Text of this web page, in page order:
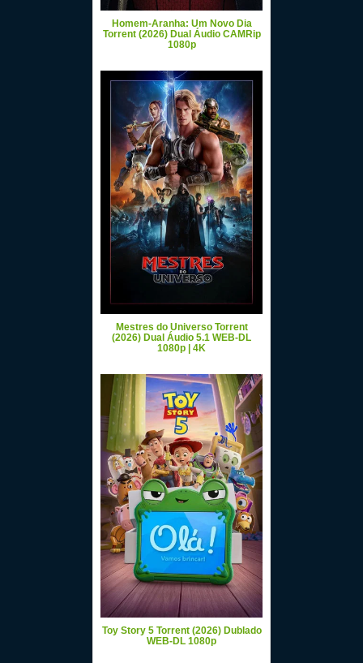
Homem-Aranha: Um Novo Dia
Torrent (2026) Dual Áudio CAMRip
1080p
Mestres do Universo Torrent
(2026) Dual Áudio 5.1 WEB-DL
1080p | 4K
Toy Story 5 Torrent (2026) Dublado
WEB-DL 1080p